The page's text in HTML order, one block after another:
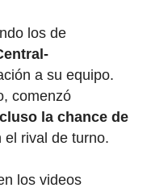
los de
a su equipo.
comenzó
la chance de
el rival de turno.
los videos